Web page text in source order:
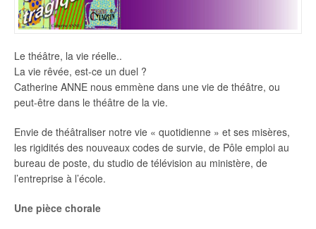
Le théâtre, la vie réelle..
La vie rêvée, est-ce un duel ?
Catherine ANNE nous emmène dans une vie de théâtre, ou
peut-être dans le théâtre de la vie.
Envie de théâtraliser notre vie « quotidienne » et ses misères,
les rigidités des nouveaux codes de survie, de Pôle emploi au
bureau de poste, du studio de télévision au ministère, de
l’entreprise à l’école.
Une pièce chorale